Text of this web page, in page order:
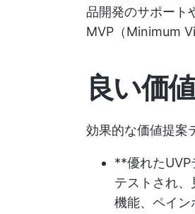
品開発のサポート
MVP（Minimum
良い価
効果的な価値提案
**優れたUVP
テストされ
機能、ペイン